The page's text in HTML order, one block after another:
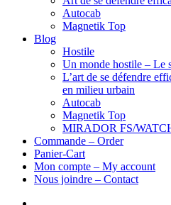
Autocab
Magnetik Top
Blog
Hostile
Un monde hostile – Le
L’art de se défendre
en milieu urbain
Autocab
Magnetik Top
MIRADOR FS/
Commande – Order
Panier-Cart
Mon compte – My account
Nous joindre – Contact